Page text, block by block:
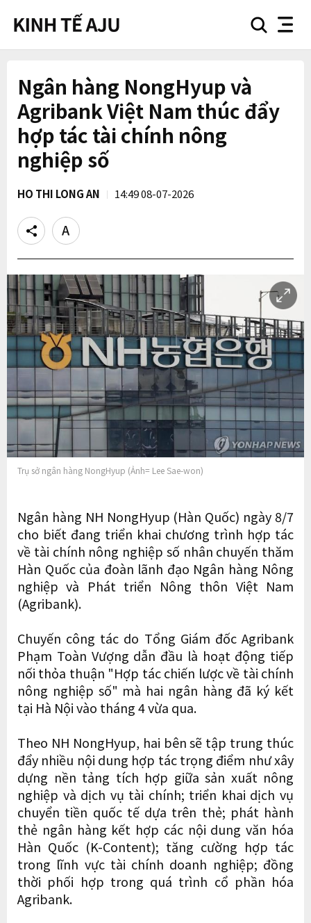
searchnav
Ngân hàng NongHyup và
Agribank Việt Nam thúc đẩy
hợp tác tài chính nông
nghiệp số
HO THI LONG AN 14:49 08-07-2026
Share
Text
size
Trụ sở ngân hàng NongHyup (Ảnh= Lee Sae-won)
Ngân hàng NH NongHyup (Hàn Quốc) ngày 8/7
cho biết đang triển khai chương trình hợp tác
về tài chính nông nghiệp số nhân chuyến thăm
Hàn Quốc của đoàn lãnh đạo Ngân hàng Nông
nghiệp và Phát triển Nông thôn Việt Nam
(Agribank).
Chuyến công tác do Tổng Giám đốc Agribank
Phạm Toàn Vượng dẫn đầu là hoạt động tiếp
nối thỏa thuận "Hợp tác chiến lược về tài chính
nông nghiệp số" mà hai ngân hàng đã ký kết
tại Hà Nội vào tháng 4 vừa qua.
Theo NH NongHyup, hai bên sẽ tập trung thúc
đẩy nhiều nội dung hợp tác trọng điểm như xây
dựng nền tảng tích hợp giữa sản xuất nông
nghiệp và dịch vụ tài chính; triển khai dịch vụ
chuyển tiền quốc tế dựa trên thẻ; phát hành
thẻ ngân hàng kết hợp các nội dung văn hóa
Hàn Quốc (K-Content); tăng cường hợp tác
trong lĩnh vực tài chính doanh nghiệp; đồng
thời phối hợp trong quá trình cổ phần hóa
Agribank.